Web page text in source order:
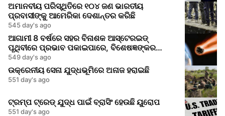
ଅମାନବୀୟ ପରିସ୍ଥିତିରେ ୧୦୪ ଜଣ ଭାରତୀୟ
ପ୍ରବାସୀଙ୍କୁ ଆମେରିକା ଦେଶାନ୍ତର କରିଛି
545 day's ago
ଆଗାମୀ 8 ବର୍ଷରେ ସହର ବିନାଶକ ଆସ୍ଟେରଇଡ୍
ପୃଥିବୀରେ ପ୍ରଭାବ ପକାଇପାରେ, ବିଶେଷଜ୍ଞଙ୍କର
ସତର୍କତା
549 day's ago
ଉକ୍ରେନୀୟ ସେନା ଯୁଦ୍ଧଭୂମିରେ ଅନାଜ ହରାଇଛି
551 day's ago
ଟ୍ରମ୍ପ ଟ୍ରେଡ୍ ଯୁଦ୍ଧ ପାଇଁ ବ୍ରାସିଂ ହେଉଛି ୟୁରୋପ
551 day's ago